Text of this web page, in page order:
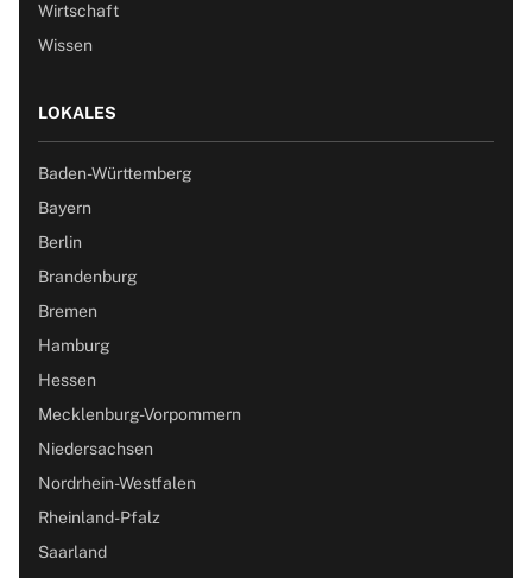
Wirtschaft
Wissen
LOKALES
Baden-Württemberg
Bayern
Berlin
Brandenburg
Bremen
Hamburg
Hessen
Mecklenburg-Vorpommern
Niedersachsen
Nordrhein-Westfalen
Rheinland-Pfalz
Saarland